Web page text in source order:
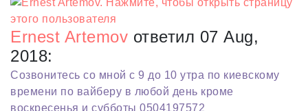
Ernest Artemov ответил 07 Aug,
2018:
Созвонитесь со мной с 9 до 10 утра по киевскому
времени по вайберу в любой день кроме
воскресенья и субботы 0504197572